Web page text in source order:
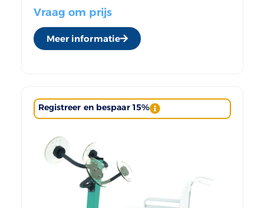
Vraag om prijs
Meer informatie
Registreer en bespaar 15%